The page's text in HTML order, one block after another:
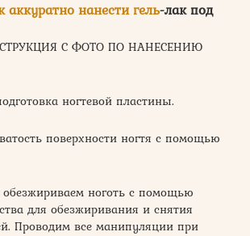
аккуратно нанести гель-лак под
С ФОТО ПО НАНЕСЕНИЮ
ногтевой пластины.
поверхности ногтя с помощью
ноготь с помощью
для обезжиривания и снятия
Проводим все манипуляции при